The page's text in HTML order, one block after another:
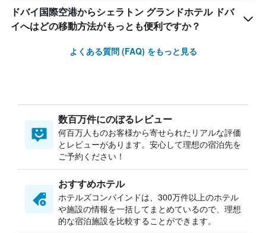
ドバイ国際空港からシェラトン グランドホテル ドバ
イへはどの移動方法がもっとも便利ですか？
よくある質問 (FAQ) をもっと見る
数百万件にのぼるレビュー
何百万人ものお客様から寄せられたリアルな評価
とレビューがあります。安心して理想の宿泊先を
ご予約ください！
おすすめホテル
ホテルズコンバインドは、300万件以上のホテル
や施設の情報を一括してまとめているので、理想
的な宿泊施設を比較することができます。